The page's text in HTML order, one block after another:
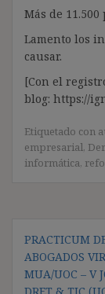
Más de
Lamento los
causar.
[Con el
blog: https://
Etiquetado con
empresarial,
informática,
de
entradas
PRACTICUM
ABOGADOS
MUA/UOC – V
DRET & TIC